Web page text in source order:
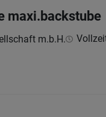
maxi.backstube
m.b.H.